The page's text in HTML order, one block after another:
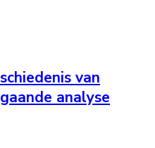
van
analyse